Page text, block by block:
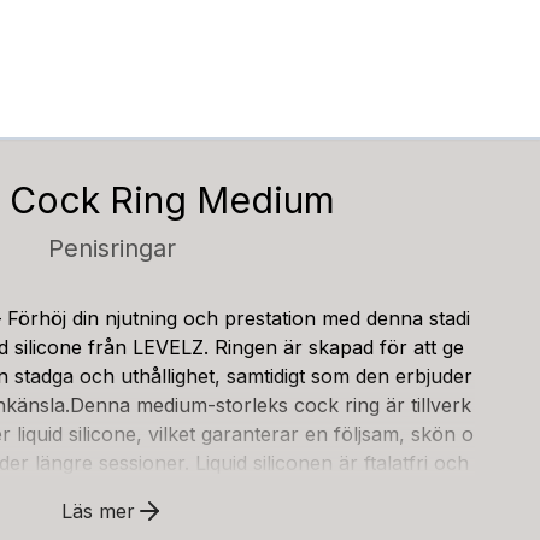
Cock Ring Medium
Penisringar
Förhöj din njutning och prestation med denna stadi
silicone från LEVELZ. Ringen är skapad för att ge
stadga och uthållighet, samtidigt som den erbjuder
medium-storleks cock ring är tillverk
liquid silicone, vilket garanterar en följsam, skön o
längre sessioner. Liquid siliconen är ftalatfri och
är 100% vattentät, vilket gör den perfekt för anv
Läs mer